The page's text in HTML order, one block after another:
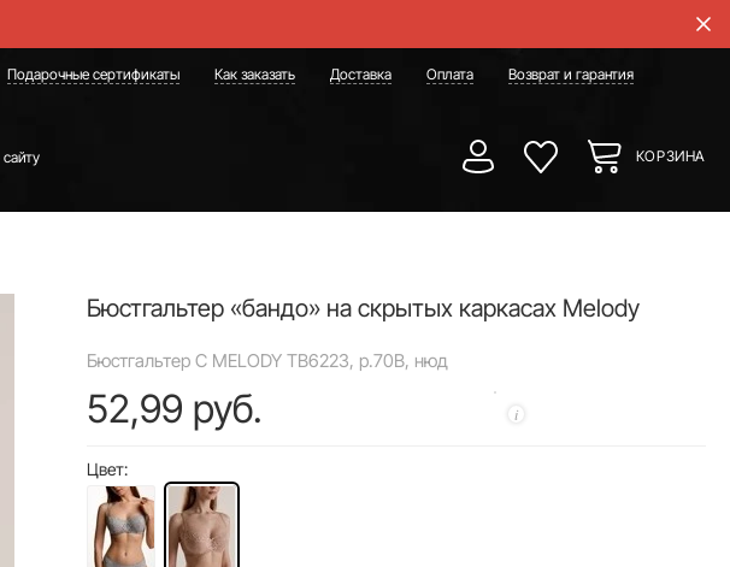
Подарочные сертификаты Как заказать Доставка Оплата Возврат и гарантия
КОРЗИНА
Бюстгальтер «бандо» на скрытых каркасах Melody
Бюстгальтер C MELODY TB6223, р.70B, нюд
52,99 руб.
Цвет: